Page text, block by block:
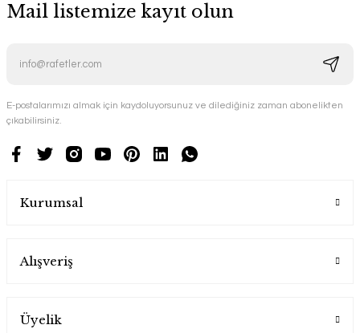
Mail listemize kayıt olun
E-postalarımızı almak için kaydoluyorsunuz ve dilediğiniz zaman abonelikten
çıkabilirsiniz.
Kurumsal
Alışveriş
Üyelik